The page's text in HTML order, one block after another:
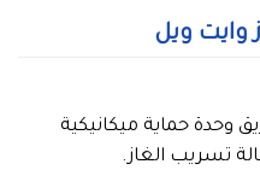
وايت ويل
وحدة حماية ميكانيكية
تسريب الغاز.